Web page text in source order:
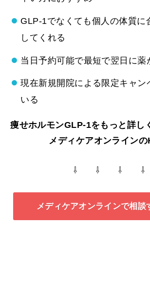
GLP-1でなくても個人の体質に
してくれる
当日予約可能で最短で翌日に薬
現在新規開院による限定キャン
いる
痩せホルモンGLP-1をもっと詳し
メディケアオンライン
⇩ ⇩ ⇩ ⇩
メディケアオンラインで相談